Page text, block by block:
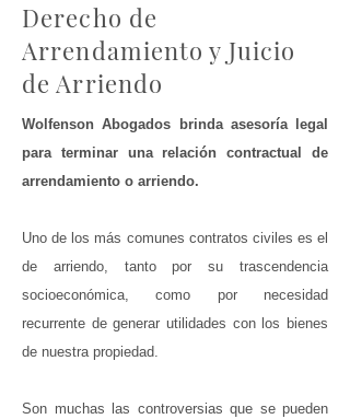
Derecho de
Arrendamiento y Juicio
de Arriendo
Wolfenson Abogados brinda asesoría legal
para terminar una relación contractual de
arrendamiento o arriendo.
Uno de los más comunes contratos civiles es el
de arriendo, tanto por su trascendencia
socioeconómica, como por necesidad
recurrente de generar utilidades con los bienes
de nuestra propiedad.
Son muchas las controversias que se pueden